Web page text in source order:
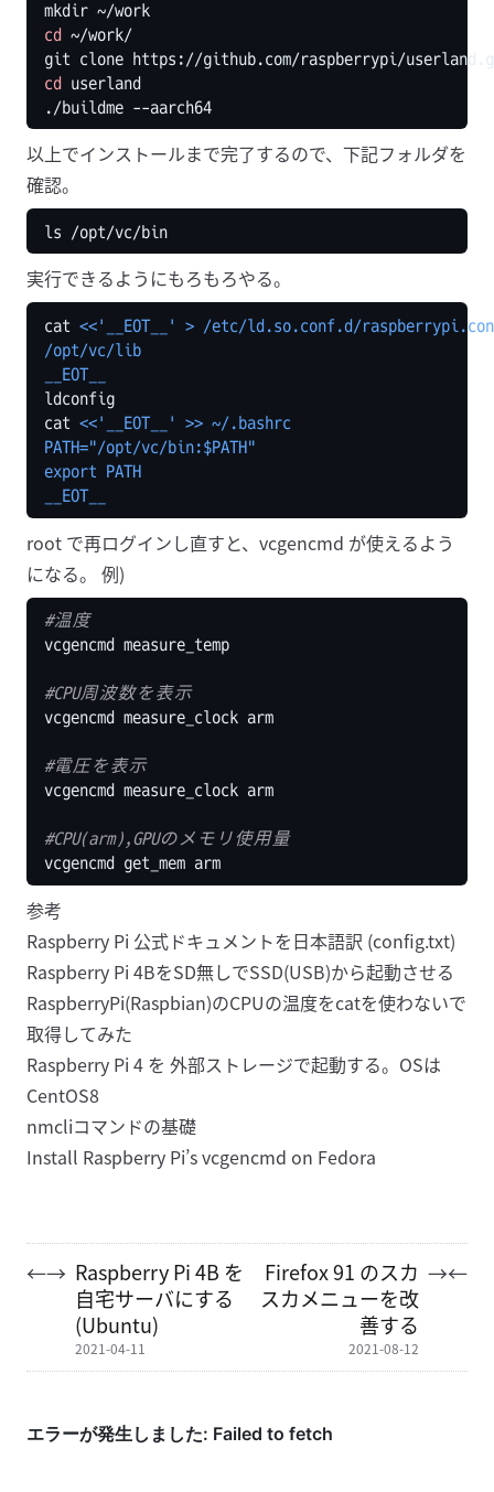
cd
cd
以上でインストールまで完了するので、下記フォルダを
確認。
実行できるようにもろもろやる。
cat
__EOT__
cat
__EOT__
root で再ログインし直すと、vcgencmd が使えるよう
になる。 例)
#温度
#CPU周波数を表示
#電圧を表示
#CPU(arm),GPUのメモリ使用量
参考
Raspberry Pi 公式ドキュメントを日本語訳 (config.txt)
Raspberry Pi 4BをSD無しでSSD(USB)から起動させる
RaspberryPi(Raspbian)のCPUの温度をcatを使わないで
取得してみた
Raspberry Pi 4 を 外部ストレージで起動する。OSは
CentOS8
nmcliコマンドの基礎
Install Raspberry Pi’s vcgencmd on Fedora
←→ Raspberry Pi 4B を
自宅サーバにする
(Ubuntu)
2021-04-11
Firefox 91 のスカ
スカメニューを改
善する
2021-08-12
→←